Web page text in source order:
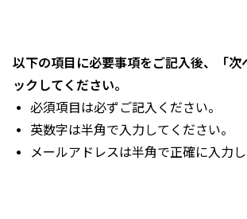
以下の項目に必要事項をご記入後、「次
ックしてください。
必須項目は必ずご記入ください。
英数字は半角で入力してください。
メールアドレスは半角で正確に入力し